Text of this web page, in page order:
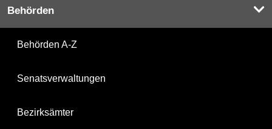
Behörden
Behörden A-Z
Senatsverwaltungen
Bezirksämter